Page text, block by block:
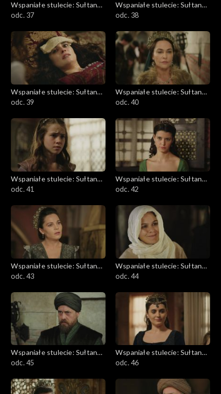
Wspaniałe stulecie: Sułtanka
Kösem
odc. 37
Wspaniałe stulecie: Sułtanka
Kösem
odc. 38
Wspaniałe stulecie: Sułtanka
Kösem
odc. 39
Wspaniałe stulecie: Sułtanka
Kösem
odc. 40
Wspaniałe stulecie: Sułtanka
Kösem
odc. 41
Wspaniałe stulecie: Sułtanka
Kösem
odc. 42
Wspaniałe stulecie: Sułtanka
Kösem
odc. 43
Wspaniałe stulecie: Sułtanka
Kösem
odc. 44
Wspaniałe stulecie: Sułtanka
Kösem
odc. 45
Wspaniałe stulecie: Sułtanka
Kösem
odc. 46